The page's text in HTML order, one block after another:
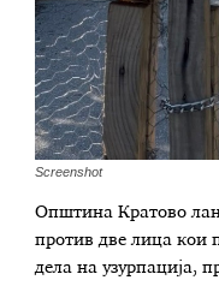
Screenshot
Општина Кратово
против две лица кои
дела на узурпација,